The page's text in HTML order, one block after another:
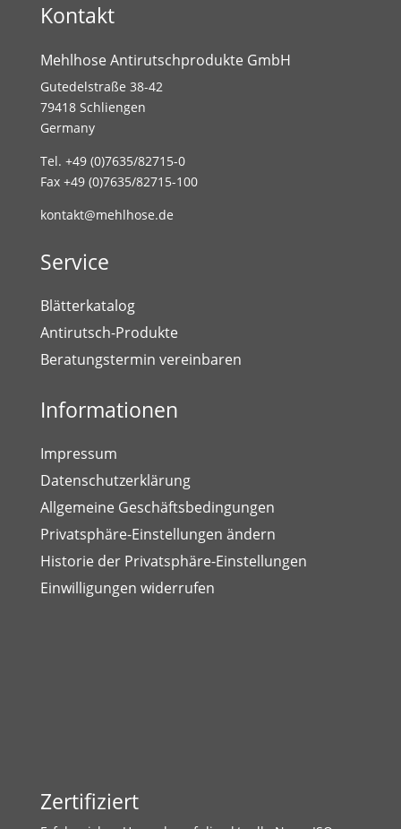
Kontakt
Mehlhose Antirutschprodukte GmbH
Gutedelstraße 38-42
79418 Schliengen
Germany
Tel. +49 (0)7635/82715-0
Fax +49 (0)7635/82715-100
kontakt@mehlhose.de
Service
Blätterkatalog
Antirutsch-Produkte
Beratungstermin vereinbaren
Informationen
Impressum
Datenschutzerklärung
Allgemeine Geschäftsbedingungen
Privatsphäre-Einstellungen ändern
Historie der Privatsphäre-Einstellungen
Einwilligungen widerrufen
Zertifiziert